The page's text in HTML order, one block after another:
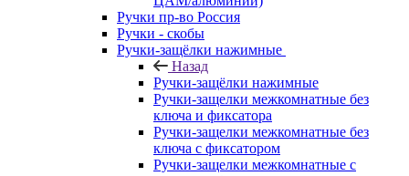
Ручки пр-во Россия
Ручки - скобы
Ручки-защёлки нажимные
Назад
Ручки-защёлки нажимные
Ручки-защелки межкомнатные без
ключа и фиксатора
Ручки-защелки межкомнатные без
ключа с фиксатором
Ручки-защелки межкомнатные с